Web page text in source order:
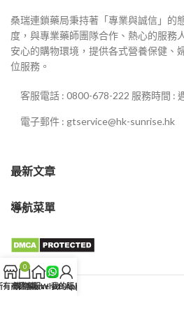
桑瑞連鎖藥局秉持著「專業與誠信」的
度，與專業藥師團隊合作、熱心的服務
安心的購物環境，提供各式營養保健、
位服務。
客服電話 : 0800-678-222 服務時間 :
電子郵件 : gtservice@hk-sunrise.hk
最新文章
導航菜單
有商品
0
購物車Home
客服WhatsApp
我的賬戶